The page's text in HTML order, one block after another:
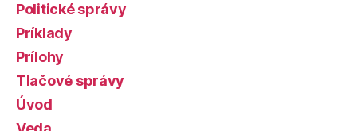
Politické správy
Príklady
Prílohy
Tlačové správy
Úvod